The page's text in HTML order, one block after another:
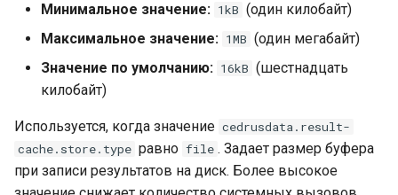
Минимальное значение: 1kB (один килобайт)
Максимальное значение: 1MB (один мегабайт)
Значение по умолчанию: 16kB (шестнадцать
килобайт)
Используется, когда значение cedrusdata.result-
cache.store.type равно file . Задает размер буфера
при записи результатов на диск. Более высокое